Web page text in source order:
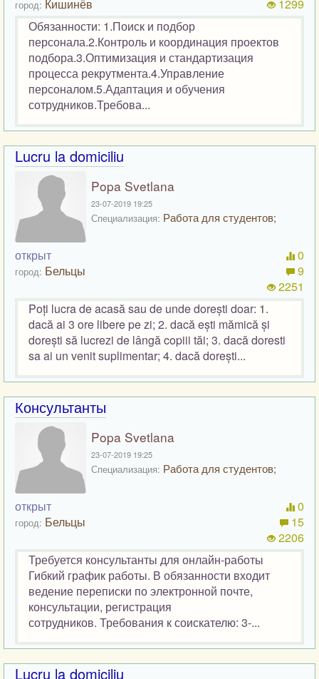
город: Кишинёв
1299
Обязанности: 1.Поиск и подбор
персонала.2.Контроль и координация проектов
подбора.3.Оптимизация и стандартизация
процесса рекрутмента.4.Управление
персоналом.5.Адаптация и обучения
сотрудников.Требова...
Lucru la domiciliu
Popa Svetlana
23-07-2019 19:25
Специализация: Работа для студентов;
открыт
город: Бельцы
0
9
2251
Poți lucra de acasă sau de unde dorești doar: 1.
dacă ai 3 ore libere pe zi; 2. dacă ești mămică și
dorești să lucrezi de lângă copiii tăi; 3. dacă doresti
sa ai un venit suplimentar; 4. dacă dorești...
Консультанты
Popa Svetlana
23-07-2019 19:25
Специализация: Работа для студентов;
открыт
город: Бельцы
0
15
2206
Требуется консультанты для онлайн-работы
Гибкий график работы. В обязанности входит
ведение переписки по электронной почте,
консультации, регистрация
сотрудников. Требования к соискателю: 3-...
Lucru la domiciliu